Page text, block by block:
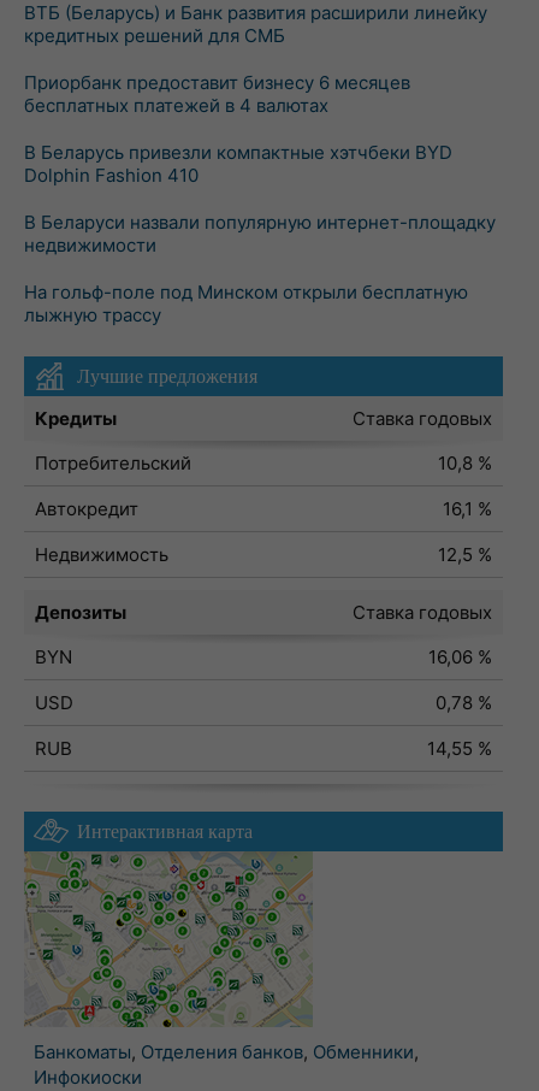
ВТБ (Беларусь) и Банк развития расширили линейку
кредитных решений для СМБ
Приорбанк предоставит бизнесу 6 месяцев
бесплатных платежей в 4 валютах
В Беларусь привезли компактные хэтчбеки BYD
Dolphin Fashion 410
В Беларуси назвали популярную интернет-площадку
недвижимости
На гольф-поле под Минском открыли бесплатную
лыжную трассу
Лучшие предложения
Кредиты
Ставка годовых
Потребительский
10,8 %
Автокредит
16,1 %
Недвижимость
12,5 %
Депозиты
Ставка годовых
BYN
16,06 %
USD
0,78 %
RUB
14,55 %
Интерактивная карта
Банкоматы, Отделения банков, Обменники,
Инфокиоски